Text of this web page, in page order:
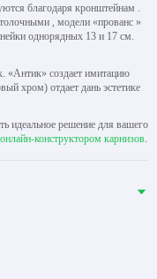
благодаря кронштейнам .
, модели «прованс »
однорядных 13 и 17 см.
«Антик» создает имитацию
хром) отдает дань эстетике
идеальное решение для вашего
конструктором карнизов.